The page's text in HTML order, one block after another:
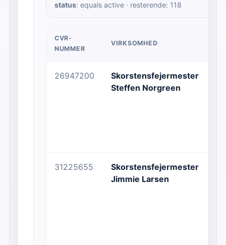
status: equals active · resterende: 118
CVR-
NUMMER
VIRKSOMHED
26947200
Skorstensfejermester
Steffen Norgreen
31225655
Skorstensfejermester
Jimmie Larsen